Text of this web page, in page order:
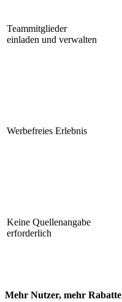
Teammitglieder
einladen und verwalten
Werbefreies Erlebnis
Keine Quellenangabe
erforderlich
Mehr Nutzer, mehr Rabatte